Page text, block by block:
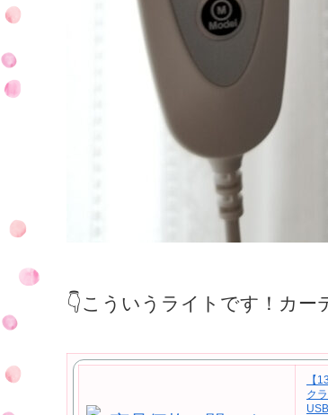
👇こういうライトです！カー
【
ク